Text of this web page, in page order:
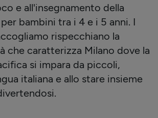
e all'insegnamento della
bambini tra i 4 e i 5 anni. I
rispecchiano la
che caratterizza Milano dove la
si impara da piccoli,
italiana e allo stare insieme